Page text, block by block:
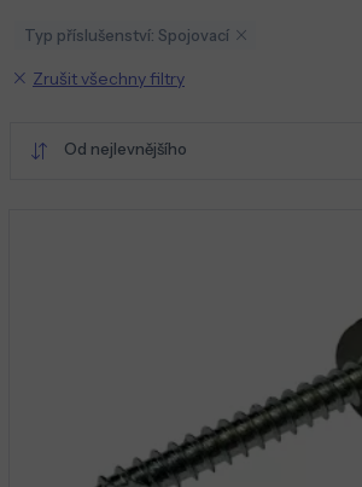
Typ příslušenství: Spojovací
Zrušit všechny filtry
Od nejlevnějšího